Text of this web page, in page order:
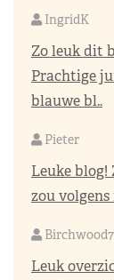
IngridK
Zo leuk dit
Prachtige
blauwe bl..
Pieter
Leuke blog!
zou
Leuk